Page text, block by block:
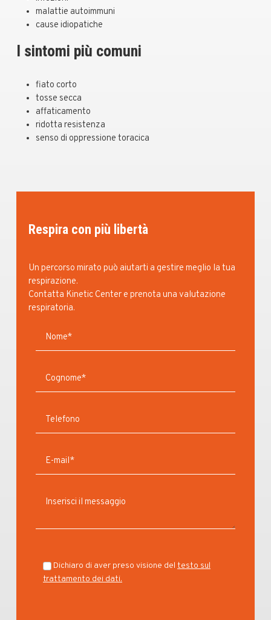
malattie autoimmuni
cause idiopatiche
I sintomi più comuni
fiato corto
tosse secca
affaticamento
ridotta resistenza
senso di oppressione toracica
Respira con più libertà
Un percorso mirato può aiutarti a gestire meglio la tua
respirazione.
Contatta Kinetic Center e prenota una valutazione
respiratoria.
Dichiaro di aver preso visione del testo sul
trattamento dei dati.